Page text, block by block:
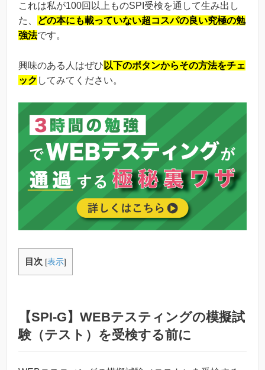
これは私が100回以上ものSPI受検を通して生み出し
た、
どの本にも載っていない超コスパの良い究極の勉
強法です。
興味のある人はぜひ 以下のボタンからその方法をチェ
ック してみてください。
目次 [表示]
【SPI-G】WEBテスティングの模擬試
験（テスト）を受検する前に